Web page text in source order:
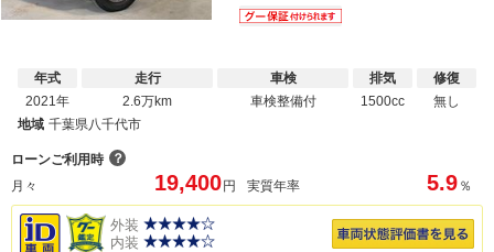
年式
2021年
走行
2.6万km
車検
車検整備付
排気
1500cc
修復
無し
地域 千葉県八千代市
ローンご利用時 ？
月々
19,400円 実質年率 5.9 ％
外装
内装